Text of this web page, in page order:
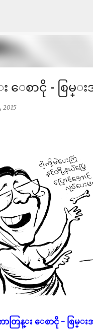
ေစာငို - စြမ္း
2015
ာတြန္း ေစာငို - စြမ္း